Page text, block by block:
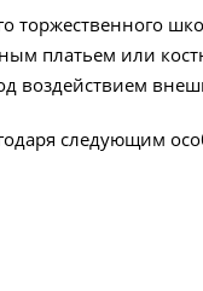
платьем или
воздействием
следующим